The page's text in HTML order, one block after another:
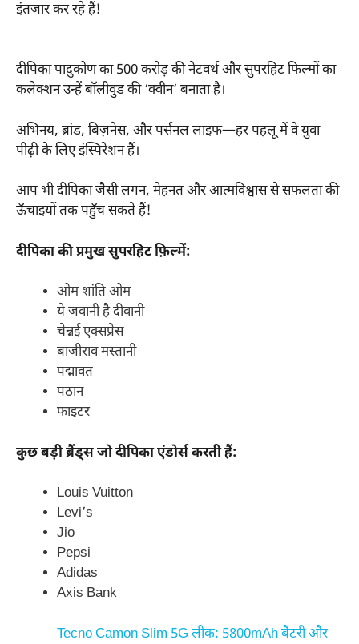
इंतजार कर रहे हैं!
दीपिका पादुकोण का 500 करोड़ की नेटवर्थ और सुपरहिट फिल्मों का
कलेक्शन उन्हें बॉलीवुड की ‘क्वीन’ बनाता है।
अभिनय, ब्रांड, बिज़नेस, और पर्सनल लाइफ—हर पहलू में वे युवा
पीढ़ी के लिए इंस्पिरेशन हैं।
आप भी दीपिका जैसी लगन, मेहनत और आत्मविश्वास से सफलता की
ऊँचाइयों तक पहुँच सकते हैं!
दीपिका की प्रमुख सुपरहिट फ़िल्में:
ओम शांति ओम
ये जवानी है दीवानी
चेन्नई एक्सप्रेस
बाजीराव मस्तानी
पद्मावत
पठान
फाइटर
कुछ बड़ी ब्रैंड्स जो दीपिका एंडोर्स करती हैं:
Louis Vuitton
Levi’s
Jio
Pepsi
Adidas
Axis Bank
Tecno Camon Slim 5G लीक: 5800mAh बैटरी और